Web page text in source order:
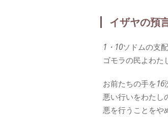
イザヤの預
1・10ソドムの支
ゴモラの民よわた
お前たちの手を16
悪い行いをわたし
悪を行うことをや